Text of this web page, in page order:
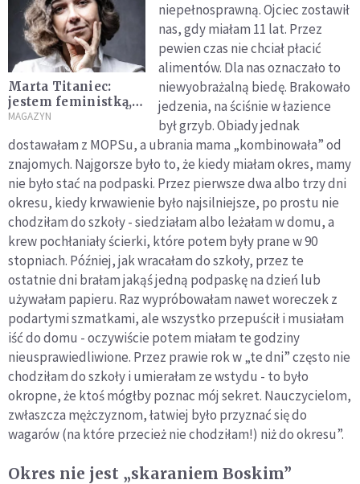
Marta Titaniec:
jestem feministką,
bo jestem kobietą
MAGAZYN
niepełnosprawną. Ojciec zostawił
nas, gdy miałam 11 lat. Przez
pewien czas nie chciał płacić
alimentów. Dla nas oznaczało to
niewyobrażalną biedę. Brakowało
jedzenia, na ściśnie w łazience
był grzyb. Obiady jednak
dostawałam z MOPSu, a ubrania mama „kombinowała” od
znajomych. Najgorsze było to, że kiedy miałam okres, mamy
nie było stać na podpaski. Przez pierwsze dwa albo trzy dni
okresu, kiedy krwawienie było najsilniejsze, po prostu nie
chodziłam do szkoły - siedziałam albo leżałam w domu, a
krew pochłaniały ścierki, które potem były prane w 90
stopniach. Później, jak wracałam do szkoły, przez te
ostatnie dni brałam jakąś jedną podpaskę na dzień lub
używałam papieru. Raz wypróbowałam nawet woreczek z
podartymi szmatkami, ale wszystko przepuścił i musiałam
iść do domu - oczywiście potem miałam te godziny
nieusprawiedliwione. Przez prawie rok w „te dni” często nie
chodziłam do szkoły i umierałam ze wstydu - to było
okropne, że ktoś mógłby poznac mój sekret. Nauczycielom,
zwłaszcza mężczyznom, łatwiej było przyznać się do
wagarów (na które przecież nie chodziłam!) niż do okresu”.
Okres nie jest „skaraniem Boskim”